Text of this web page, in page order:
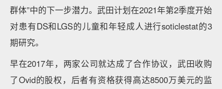
群体”中的下一步潜力。武田计划在2021年第2季度开始
对患有DS和LGS的儿童和年轻成人进行soticlestat的3
期研究。
早在2017年，两家公司就达成了合作协议，武田收购
了Ovid的股权，后者有资格获得高达8500万美元的监